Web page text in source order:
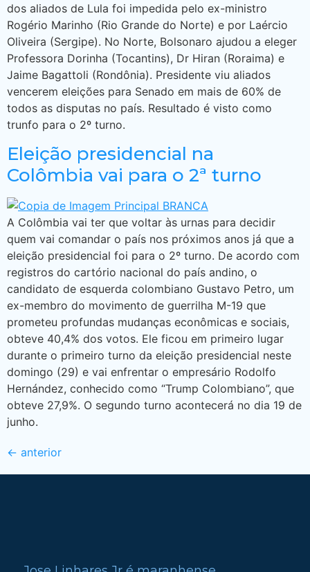
dos aliados de Lula foi impedida pelo ex-ministro
Rogério Marinho (Rio Grande do Norte) e por Laércio
Oliveira (Sergipe). No Norte, Bolsonaro ajudou a eleger
Professora Dorinha (Tocantins), Dr Hiran (Roraima) e
Jaime Bagattoli (Rondônia). Presidente viu aliados
vencerem eleições para Senado em mais de 60% de
todos as disputas no país. Resultado é visto como
trunfo para o 2º turno.
Eleição presidencial na
Colômbia vai para o 2ª turno
A Colômbia vai ter que voltar às urnas para decidir
quem vai comandar o país nos próximos anos já que a
eleição presidencial foi para o 2º turno. De acordo com
registros do cartório nacional do país andino, o
candidato de esquerda colombiano Gustavo Petro, um
ex-membro do movimento de guerrilha M-19 que
prometeu profundas mudanças econômicas e sociais,
obteve 40,4% dos votos. Ele ficou em primeiro lugar
durante o primeiro turno da eleição presidencial neste
domingo (29) e vai enfrentar o empresário Rodolfo
Hernández, conhecido como “Trump Colombiano”, que
obteve 27,9%. O segundo turno acontecerá no dia 19 de
junho.
← anterior